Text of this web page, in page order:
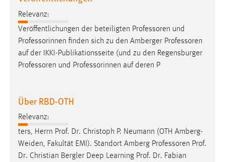
Relevanz:
Veröffentlichungen der beteiligten Professoren und
Professorinnen finden sich zu den Amberger Professoren
auf der IKKI-Publikationsseite (und zu den Regensburger
Professoren und Professorinnen auf deren P
Über RBD-OTH
Relevanz:
ters, Herrn Prof. Dr. Christoph P. Neumann (OTH Amberg-
Weiden, Fakultät EMI). Standort Amberg Professoren Prof.
Dr. Christian Bergler Deep Learning Prof. Dr. Fabian